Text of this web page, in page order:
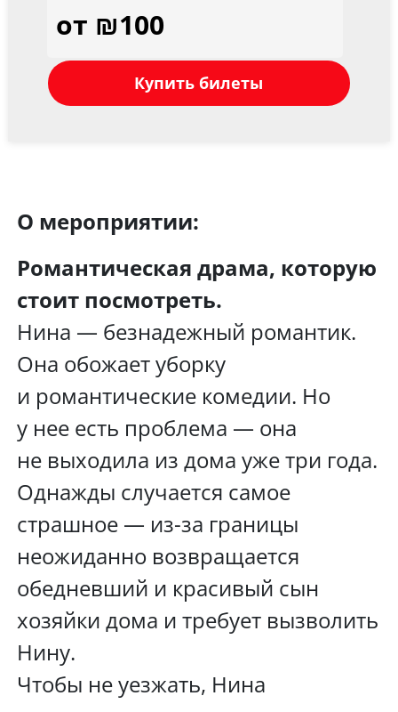
от ₪100
Купить билеты
О мероприятии:
Романтическая драма, которую
стоит посмотреть.
Нина — безнадежный романтик.
Она обожает уборку
и романтические комедии. Но
у нее есть проблема — она
не выходила из дома уже три года.
Однажды случается самое
страшное — из-за границы
неожиданно возвращается
обедневший и красивый сын
хозяйки дома и требует вызволить
Нину.
Чтобы не уезжать, Нина